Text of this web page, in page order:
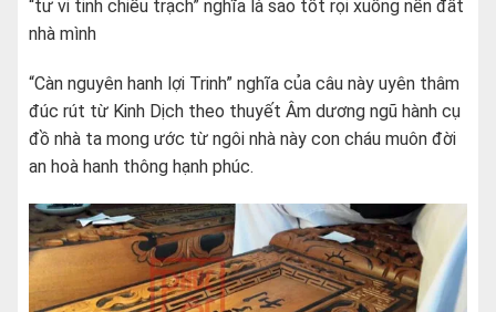
“tư vi tinh chiếu trạch” nghĩa là sao tốt rọi xuống nền đất
nhà mình
“Càn nguyên hanh lợi Trinh” nghĩa của câu này uyên thâm
đúc rút từ Kinh Dịch theo thuyết Âm dương ngũ hành cụ
đồ nhà ta mong ước từ ngôi nhà này con cháu muôn đời
an hoà hanh thông hạnh phúc.